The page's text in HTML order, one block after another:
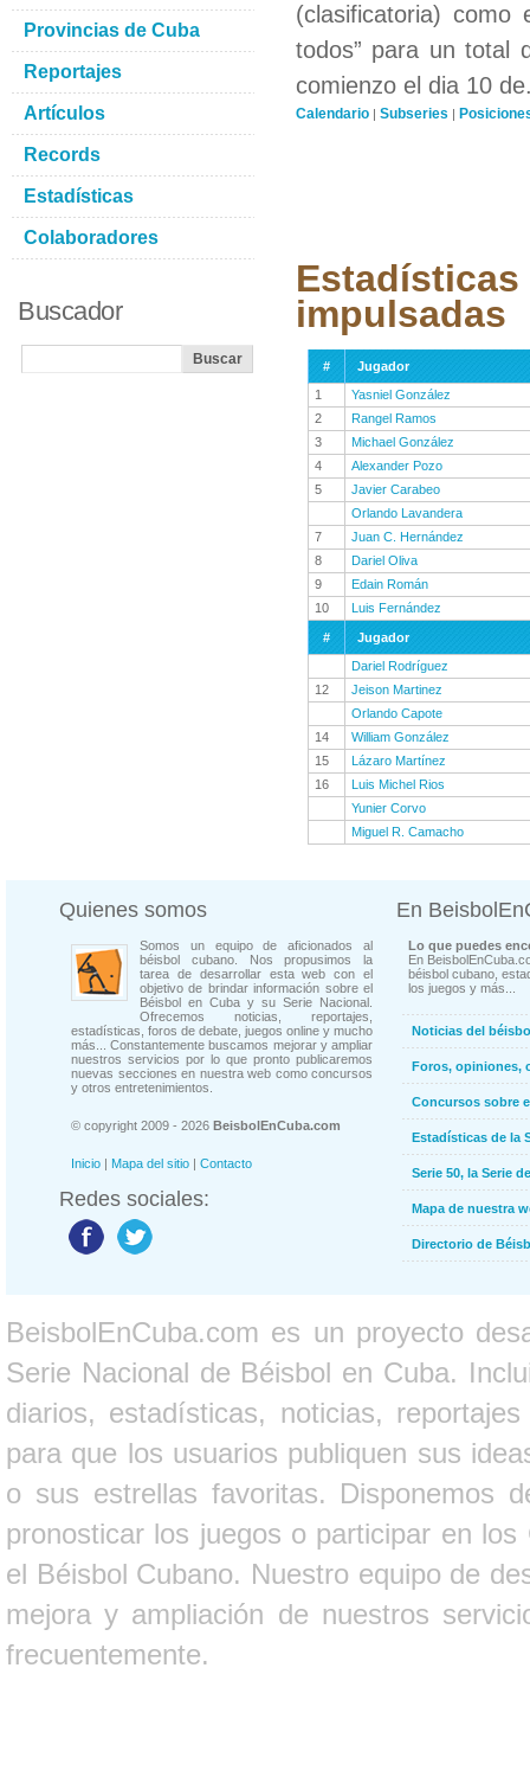
(clasificatoria) como
todos” para un total
comienzo el dia 10
Calendario | Subseries |
Estadísticas
impulsadas
#
Jugador
1
Yasniel González
2
Rangel Ramos
3
Michael González
4
Alexander Pozo
5
Javier Carabeo
Orlando Lavandera
7
Juan C. Hernández
8
Dariel Oliva
9
Edain Román
10
Luis Fernández
#
Jugador
Dariel Rodríguez
12
Jeison Martinez
Orlando Capote
14
William González
15
Lázaro Martínez
16
Luis Michel Rios
Yunier Corvo
Miguel R. Camacho
Provincias de Cuba
Reportajes
Artículos
Records
Estadísticas
Colaboradores
Buscador
Quienes somos
Somos un equipo de aficionados al
béisbol cubano. Nos propusimos la
tarea de desarrollar esta web con el
objetivo de brindar información sobre el
Béisbol en Cuba y su Serie Nacional.
Ofrecemos noticias, reportajes,
estadísticas, foros de debate, juegos online y mucho
más... Constantemente buscamos mejorar y ampliar
nuestros servicios por lo que pronto publicaremos
nuevas secciones en nuestra web como concursos
y otros entretenimientos.
© copyright 2009 - 2026 BeisbolEnCuba.com
Inicio | Mapa del sitio | Contacto
Redes sociales:
En
Lo que puedes
En
béisbol cubano,
los juegos y más...
Noticias del
Foros, opiniones,
Concursos sobre
Estadísticas de la
Serie 50, la Serie
Mapa de nuestra
Directorio de
BeisbolEnCuba.com es un proyecto
Serie Nacional de Béisbol en Cuba.
diarios, estadísticas, noticias,
para que los usuarios publiquen sus
o sus estrellas favoritas. Disponemos
pronosticar los juegos o participar en
el Béisbol Cubano. Nuestro equipo de
mejora y ampliación de nuestros
frecuentemente.